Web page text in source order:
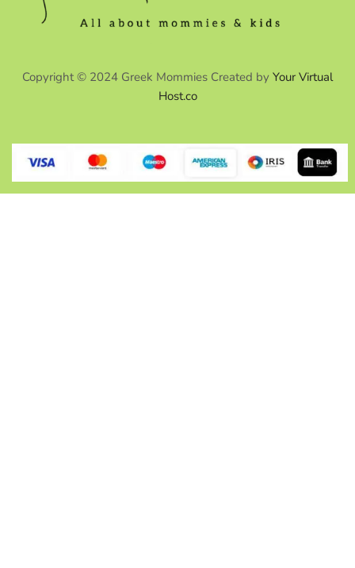
Copyright © 2024 Greek Mommies Created by Your Virtual
Host.co